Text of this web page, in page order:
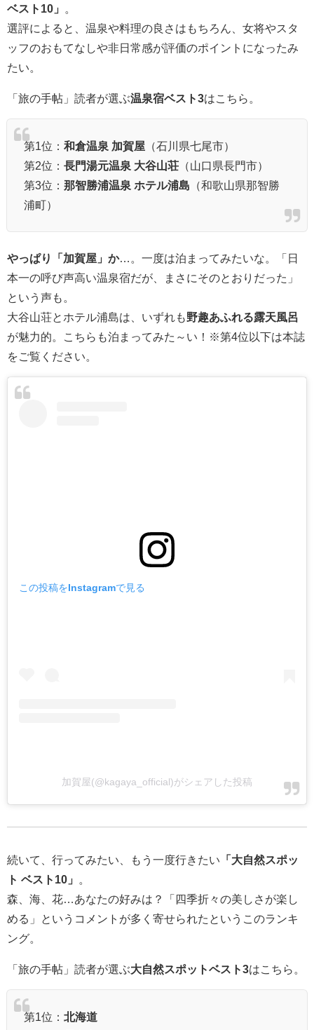
ベスト10」
選評によると、温泉や料理の良さはもちろん、女将やスタ
ッフのおもてなしや非日常感が評価のポイントになったみ
たい。
「旅の手帖」読者が選ぶ温泉宿ベスト3はこちら。
第1位： 和倉温泉 加賀屋 （石川県七尾市）
第2位： 長門湯元温泉 大谷山荘 （山口県長門市）
第3位： 那智勝浦温泉 ホテル浦島 （和歌山県那智勝
浦町）
やっぱり「加賀屋」か…。一度は泊まってみたいな。「日
本一の呼び声高い温泉宿だが、まさにそのとおりだった」
という声も。
大谷山荘とホテル浦島は、いずれも野趣あふれる露天風呂
が魅力的。こちらも泊まってみた～い！※第4位以下は本誌
をご覧ください。
この投稿をInstagramで見る
加賀屋(@kagaya_official)がシェアした投稿
続いて、行ってみたい、もう一度行きたい 「大自然スポッ
ト ベスト10」
。
森、海、花…あなたの好みは？「四季折々の美しさが楽し
める」というコメントが多く寄せられたというこのランキ
ング。
「旅の手帖」読者が選ぶ大自然スポットベスト3はこちら。
第1位： 北海道